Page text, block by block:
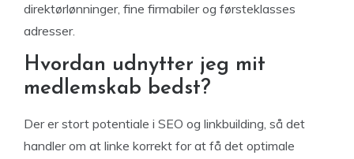
direktørlønninger, fine firmabiler og førsteklasses
adresser.
Hvordan udnytter jeg mit
medlemskab bedst?
Der er stort potentiale i SEO og linkbuilding, så det
handler om at linke korrekt for at få det optimale